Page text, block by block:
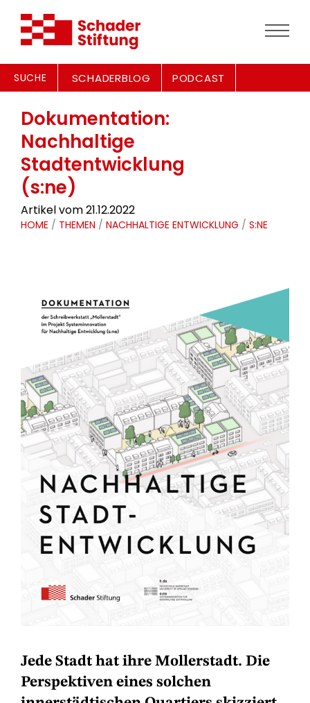
SUCHE SCHADERBLOG PODCAST
Dokumentation:
Nachhaltige
Stadtentwicklung
(s:ne)
Artikel vom 21.12.2022
HOME / THEMEN / NACHHALTIGE ENTWICKLUNG / S:NE
Jede Stadt hat ihre Mollerstadt. Die
Perspektiven eines solchen